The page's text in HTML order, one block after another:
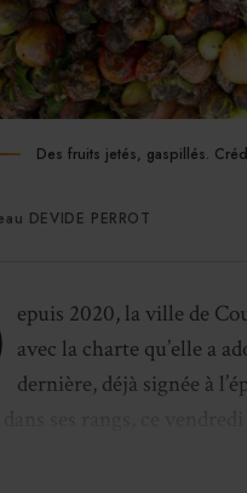
Des fruits jetés, gaspillés.
DEVIDE PERROT
epuis 2020, la ville de
avec la charte qu’elle a
dernière, déjà signée à